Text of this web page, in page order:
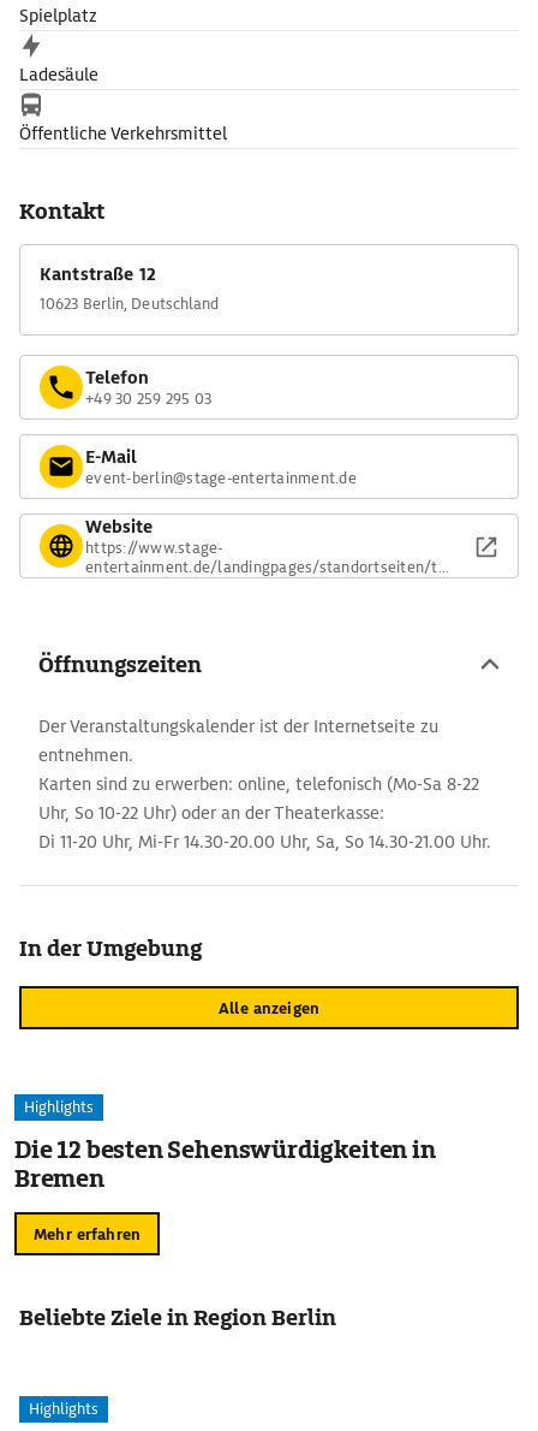
Spielplatz
Ladesäule
Öffentliche Verkehrsmittel
Kontakt
Kantstraße 12
10623 Berlin, Deutschland
Telefon
+49 30 259 295 03
E-Mail
event-berlin@stage-entertainment.de
Website
https://www.stage-
entertainment.de/landingpages/standortseiten/the
Öffnungszeiten
Der Veranstaltungskalender ist der Internetseite zu
entnehmen.
Karten sind zu erwerben: online, telefonisch (Mo-Sa 8-22
Uhr, So 10-22 Uhr) oder an der Theaterkasse:
Di 11-20 Uhr, Mi-Fr 14.30-20.00 Uhr, Sa, So 14.30-21.00 Uhr.
In der Umgebung
Alle anzeigen
Highlights
Die 12 besten Sehenswürdigkeiten in
Bremen
Mehr erfahren
Beliebte Ziele in Region Berlin
Highlights